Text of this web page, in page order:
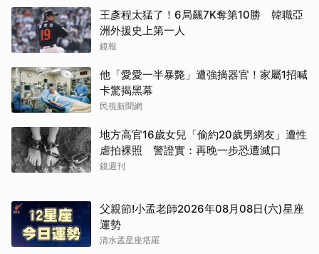
王彥程太猛了！6局飆7K奪第10勝 韓職亞
洲外援史上第一人
鏡報
他「愛愛一半暴斃」遭強摘器官！家屬1招喊
卡驚揭黑幕
民視新聞網
地方高官16歲女兒「偷約20歲男網友」遭性
虐拍裸照 警證實：再晚一步恐遭滅口
鏡週刊
父親節!小孟老師2026年08月08日(六)星座
運勢
清水孟星座塔羅